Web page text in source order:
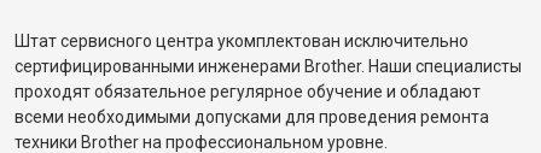
Штат сервисного центра укомплектован исключительно
сертифицированными инженерами Brother. Наши специалисты
проходят обязательное регулярное обучение и обладают
всеми необходимыми допусками для проведения ремонта
техники Brother на профессиональном уровне.